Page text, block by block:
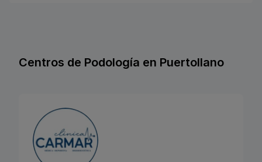
Centros de Podología en Puertollano